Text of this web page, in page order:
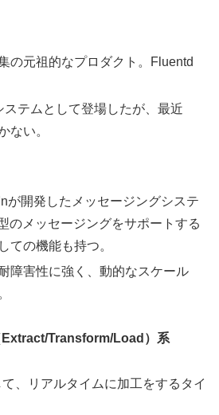
の元祖的なプロダクト。Fluentd
ステムとして登場したが、最近
ない。
が開発したメッセージングシステ
のメッセージングをサポートする
ての機能も持つ。
障害性に強く、動的なスケール
Extract/Transform/Load ）系
、リアルタイムに加工をするタイ